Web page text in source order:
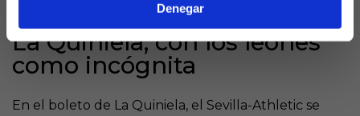
Denegar
La Quiniela, con los leones
como incógnita
En el boleto de La Quiniela, el Sevilla-Athletic se